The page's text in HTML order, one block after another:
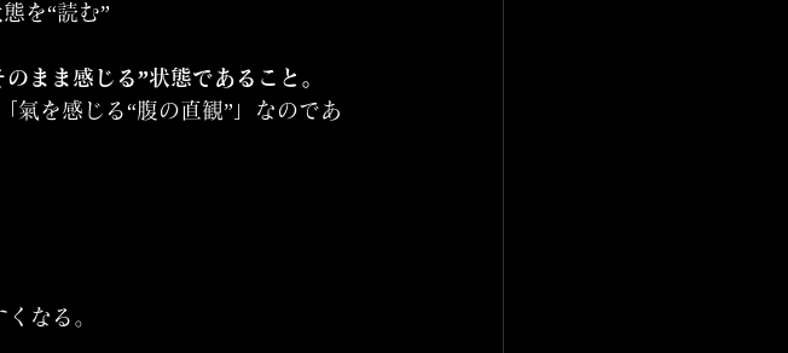
を“読む”
のまま感じる”状態であること。
氣を感じる“腹の直観”」なのであ
なる。